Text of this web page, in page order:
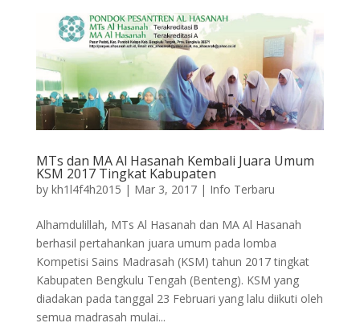
MTs dan MA Al Hasanah Kembali Juara Umum
KSM 2017 Tingkat Kabupaten
by kh1l4f4h2015 | Mar 3, 2017| Info Terbaru
Alhamdulillah, MTs Al Hasanah dan MA Al Hasanah
berhasil pertahankan juara umum pada lomba
Kompetisi Sains Madrasah (KSM) tahun 2017 tingkat
Kabupaten Bengkulu Tengah (Benteng). KSM yang
diadakan pada tanggal 23 Februari yang lalu diikuti oleh
semua madrasah mulai...